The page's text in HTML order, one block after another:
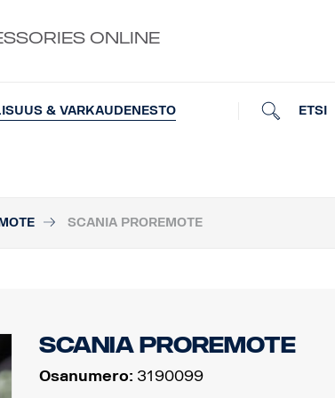
ONLINE
ETSI
& VARKAUDENESTO
SCANIA PROREMOTE
Scania ProRemote
Osanumero: 3190099